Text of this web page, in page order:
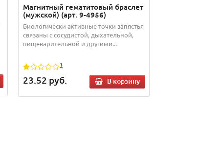
Магнитный гематитовый браслет
(мужской) (арт. 9-4956)
Биологически активные точки запястья
связаны с сосудистой, дыхательной,
пищеварительной и другими...
1
23.52 руб. В корзину